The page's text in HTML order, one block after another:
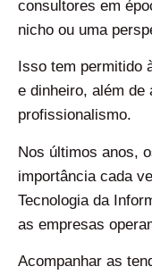
consultores em
nicho ou uma
Isso tem permitido
e dinheiro, além de
profissionalismo.
Nos últimos anos,
importância cada
Tecnologia da
as empresas
Acompanhar as